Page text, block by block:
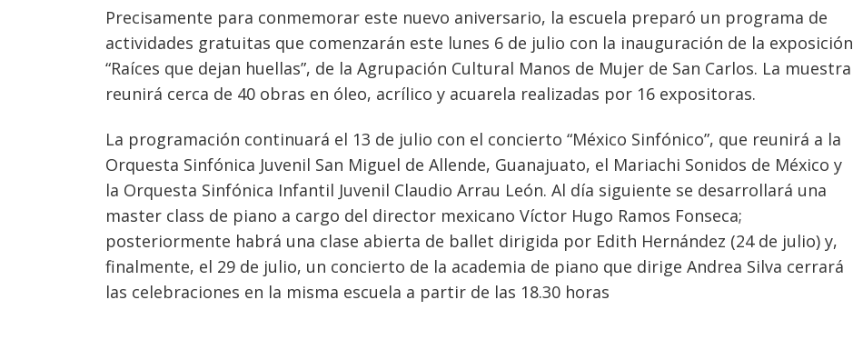
Precisamente para conmemorar este nuevo aniversario, la escuela preparó un programa de
actividades gratuitas que comenzarán este lunes 6 de julio con la inauguración de la exposición
“Raíces que dejan huellas”, de la Agrupación Cultural Manos de Mujer de San Carlos. La muestra
reunirá cerca de 40 obras en óleo, acrílico y acuarela realizadas por 16 expositoras.
La programación continuará el 13 de julio con el concierto “México Sinfónico”, que reunirá a la
Orquesta Sinfónica Juvenil San Miguel de Allende, Guanajuato, el Mariachi Sonidos de México y
la Orquesta Sinfónica Infantil Juvenil Claudio Arrau León. Al día siguiente se desarrollará una
master class de piano a cargo del director mexicano Víctor Hugo Ramos Fonseca;
posteriormente habrá una clase abierta de ballet dirigida por Edith Hernández (24 de julio) y,
finalmente, el 29 de julio, un concierto de la academia de piano que dirige Andrea Silva cerrará
las celebraciones en la misma escuela a partir de las 18.30 horas